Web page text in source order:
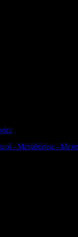
- Μεταθέσεις -